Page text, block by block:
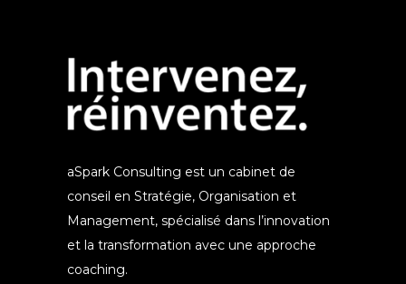
aSpark Consulting est un cabinet de
conseil en Stratégie, Organisation et
Management, spécialisé dans l’innovation
et la transformation avec une approche
coaching.